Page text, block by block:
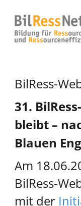
BilRess-
31.
bleibt –
Blauen
Am
BilRess-
mit der